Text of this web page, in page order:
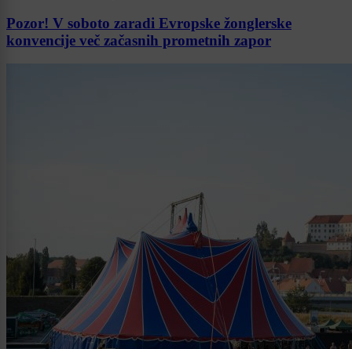
Pozor! V soboto zaradi Evropske žonglerske
konvencije več začasnih prometnih zapor